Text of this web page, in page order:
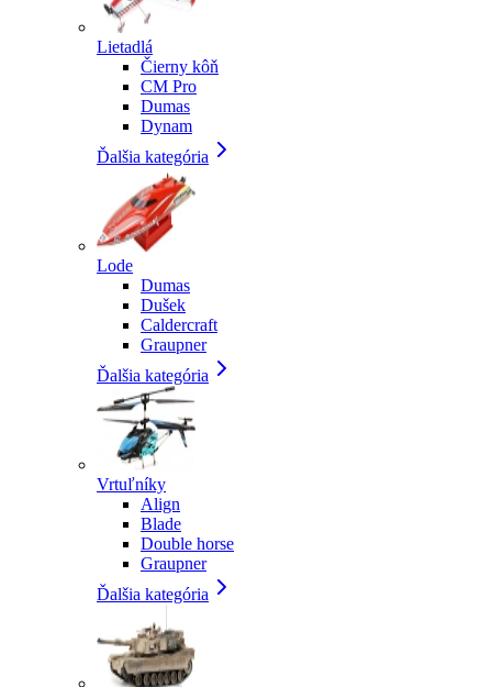
Lietadlá
Čierny kôň
CM Pro
Dumas
Dynam
Ďalšia kategória
Lode
Dumas
Dušek
Caldercraft
Graupner
Ďalšia kategória
Vrtuľníky
Align
Blade
Double horse
Graupner
Ďalšia kategória